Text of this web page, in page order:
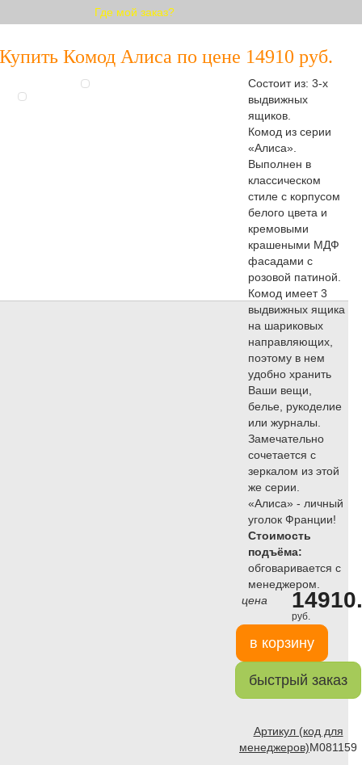
Где мой заказ?
Купить Комод Алиса по цене 14910 руб.
Состоит из: 3-х
выдвижных
ящиков.
Комод из серии
«Алиса».
Выполнен в
классическом
стиле с корпусом
белого цвета и
кремовыми
крашеными МДФ
фасадами с
розовой патиной.
Комод имеет 3
выдвижных ящика
на шариковых
направляющих,
поэтому в нем
удобно хранить
Ваши вещи,
белье, рукоделие
или журналы.
Замечательно
сочетается с
зеркалом из этой
же серии.
«Алиса» - личный
уголок Франции!
Стоимость
подъёма:
обговаривается с
менеджером.
цена
руб.
в корзину
быстрый заказ
Артикул (код для
менеджеров)M081159